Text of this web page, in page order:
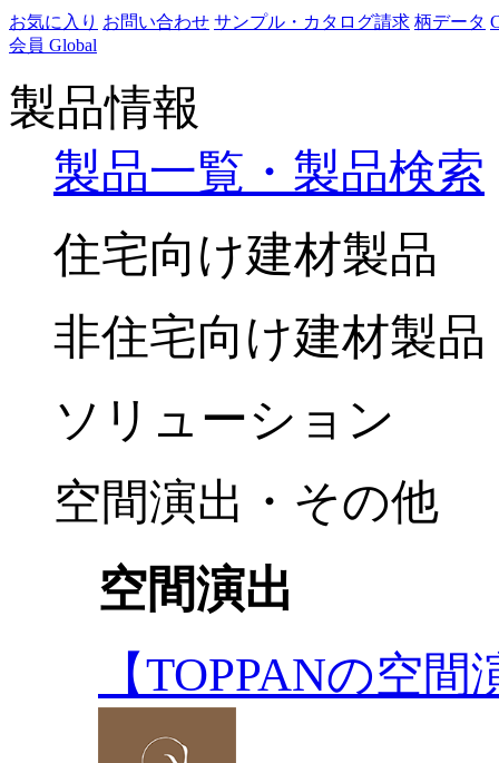
お気に入り お問い合わせ サンプル・カタログ請求 柄データ
会員 Global
製品情報
製品一覧・製品検索
住宅向け建材製品
非住宅向け建材製品
ソリューション
空間演出・その他
空間演出
【TOPPANの空